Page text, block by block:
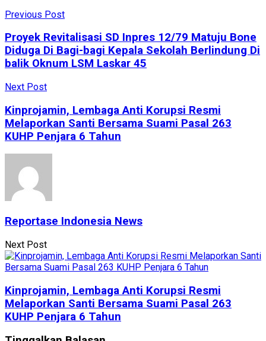
Previous Post
Proyek Revitalisasi SD Inpres 12/79 Matuju Bone
Diduga Di Bagi-bagi Kepala Sekolah Berlindung Di
balik Oknum LSM Laskar 45
Next Post
Kinprojamin, Lembaga Anti Korupsi Resmi
Melaporkan Santi Bersama Suami Pasal 263
KUHP Penjara 6 Tahun
Reportase Indonesia News
Next Post
Kinprojamin, Lembaga Anti Korupsi Resmi
Melaporkan Santi Bersama Suami Pasal 263
KUHP Penjara 6 Tahun